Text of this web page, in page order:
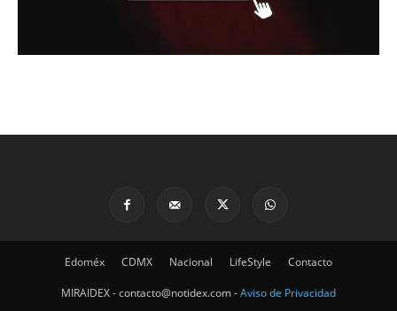
Edoméx CDMX Nacional LifeStyle Contacto
MIRAIDEX - contacto@notidex.com -Aviso de Privacidad